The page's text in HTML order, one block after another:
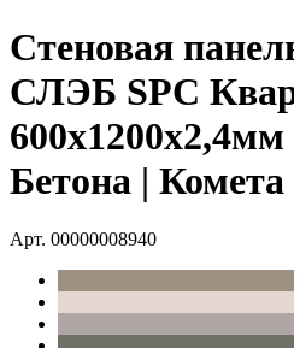
Стеновая
СЛЭБ SPC
Бетона | Комета
Арт. 00000008940